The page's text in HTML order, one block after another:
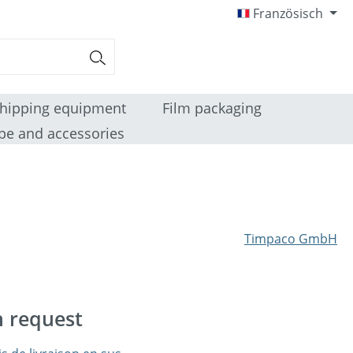
Französisch
equipment
Film packaging
and accessories
Timpaco GmbH
request